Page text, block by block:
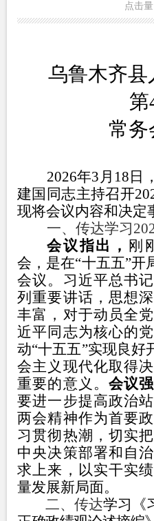
点击量
乌鲁木齐县
第
常务
2026年3 月 18 日
建国同志主持召开
现将会议内容和决定
一、 传达学习
会议指出， 刚
会，是在“十五五”开
会议。习近平总书
列重要讲话，思想
丰富，对于动员全
近平同志为核心的
动“十五五”实现良好
会主义现代化取得
重要的意义。会议
要进一步提高政治
两会精神作为首要
习贯彻热潮，切实
中央决策部署和自
求上来，以实干实
量发展新局面。
二、传达学习《